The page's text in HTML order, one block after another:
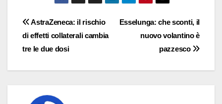
Navigazione
articoli
Esselunga: che sconti, il
nuovo volantino è
pazzesco
AstraZeneca: il rischio
di effetti collaterali cambia
tre le due dosi